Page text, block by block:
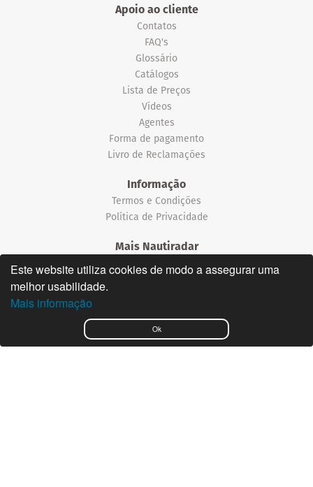
Ok
Este website utiliza cookies de modo a assegurar uma
melhor usabilidade.
Mais informação
Apoio ao cliente
Contatos
FAQ's
Glossário
Catálogos
Lista de Preços
Vídeos
Agentes
Forma de pagamento
Livro de Reclamações
Informação
Termos e Condições
Política de Privacidade
Mais Nautiradar
Notícias